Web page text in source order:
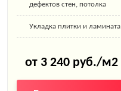
дефектов стен, потолка
Укладка плитки и ламината
Поклейка обоев
от 3 240 руб./м2